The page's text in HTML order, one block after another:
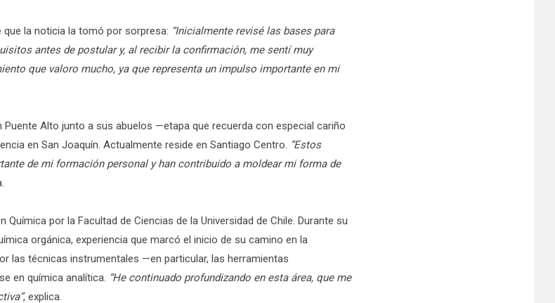
la noticia la tomó por sorpresa: “Inicialmente revisé las bases para
antes de postular y, al recibir la confirmación, me sentí muy
que valoro mucho, ya que representa un impulso importante en mi
Puente Alto junto a sus abuelos —etapa que recuerda con especial cariño
en San Joaquín. Actualmente reside en Santiago Centro. “Estos
de mi formación personal y han contribuido a moldear mi forma de
por la Facultad de Ciencias de la Universidad de Chile. Durante su
orgánica, experiencia que marcó el inicio de su camino en la
las técnicas instrumentales —en particular, las herramientas
en química analítica. “He continuado profundizando en esta área, que me
, explica.